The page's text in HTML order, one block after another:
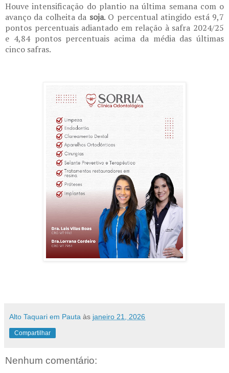
Houve intensificação do plantio na última semana com o
avanço da colheita da soja. O percentual atingido está 9,7
pontos percentuais adiantado em relação à safra 2024/25
e 4,84 pontos percentuais acima da média das últimas
cinco safras.
Alto Taquari em Pauta às janeiro 21, 2026
Compartilhar
Nenhum comentário: